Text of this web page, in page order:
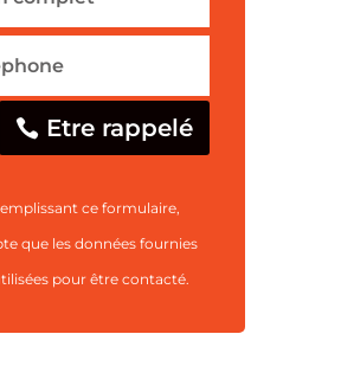
Etre rappelé
ce formulaire,
que les données fournies
pour être contacté.